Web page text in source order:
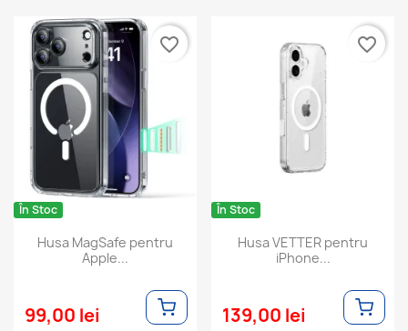
În Stoc
Husa MagSafe pentru
Apple...
99,00 lei
favorite_border
În Stoc
Husa VETTER pentru
iPhone...
139,00 lei
favorite_border